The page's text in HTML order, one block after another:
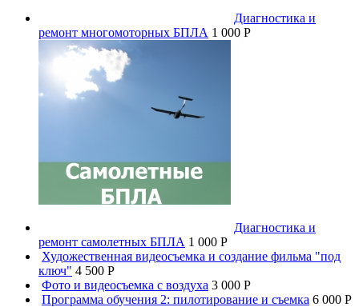
Диагностика и
ремонт многомоторных БПЛА 1 000 P
Диагностика и
ремонт самолетных БПЛА 1 000 P
Художественная видеосъемка и создание фильма "под
ключ" 4 500 P
Фото и видеосъемка с воздуха 3 000 P
Программа обучения 2: пилотирование и съемка 6 000 P